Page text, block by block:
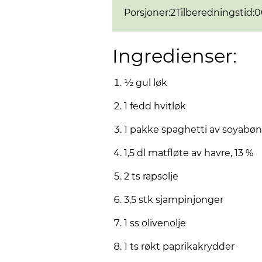
Porsjoner:2Tilberedningstid:
Ingredienser:
½ gul løk
1 fedd hvitløk
1 pakke spaghetti av
1,5 dl matfløte av havre, 13 %
2 ts rapsolje
3,5 stk sjampinjonger
1 ss olivenolje
1 ts røkt paprikakrydder